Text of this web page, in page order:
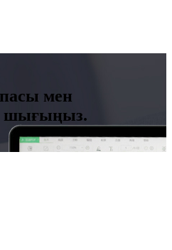
мен
шығыңыз.